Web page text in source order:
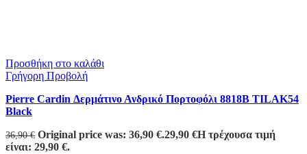
Προσθήκη στο καλάθι
Γρήγορη Προβολή
Pierre Cardin Δερμάτινο Ανδρικό Πορτοφόλι 8818B TILAK54
Black
36,90€ Original price was: 36,90 €.29,90 €Η τρέχουσα τιμή
είναι: 29,90 €.